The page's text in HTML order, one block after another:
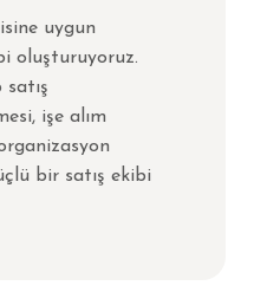
uygun
oluşturuyoruz.
işe alım
bir satış ekibi